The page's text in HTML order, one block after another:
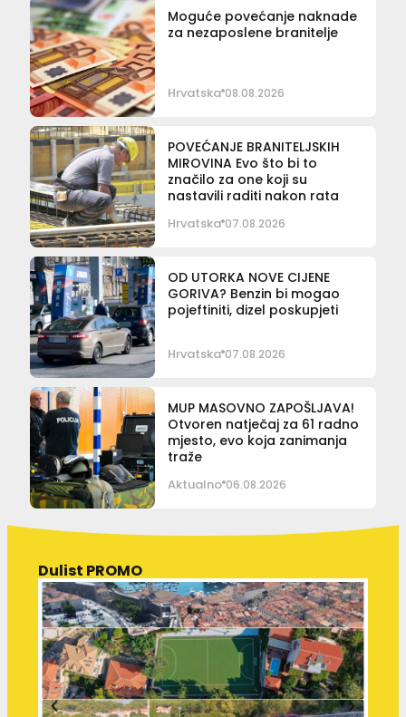
Moguće povećanje naknade
za nezaposlene branitelje
Hrvatska 08.08.2026
POVEĆANJE BRANITELJSKIH
MIROVINA Evo što bi to
značilo za one koji su
nastavili raditi nakon rata
Hrvatska 07.08.2026
OD UTORKA NOVE CIJENE
GORIVA? Benzin bi mogao
pojeftiniti, dizel poskupjeti
Hrvatska 07.08.2026
MUP MASOVNO ZAPOŠLJAVA!
Otvoren natječaj za 61 radno
mjesto, evo koja zanimanja
traže
Aktualno 06.08.2026
Dulist PROMO